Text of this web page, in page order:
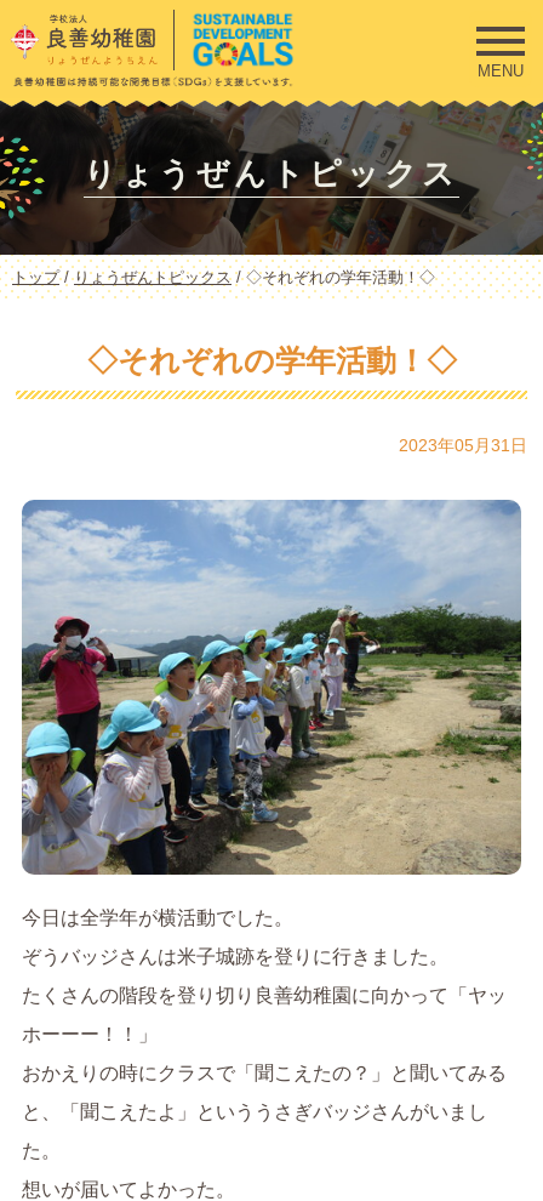
このページの本文へ
MENU
りょうぜんトピックス
現
在
トップ/りょうぜんトピックス /◇それぞれの学年活動！◇
◇それぞれの学年活動！◇
2023年05月31日
今日は全学年が横活動でした。
ぞうバッジさんは米子城跡を登りに行きました。
たくさんの階段を登り切り良善幼稚園に向かって「ヤッ
ホーーー！！」
おかえりの時にクラスで「聞こえたの？」と聞いてみる
と、「聞こえたよ」といううさぎバッジさんがいまし
た。
想いが届いてよかった。